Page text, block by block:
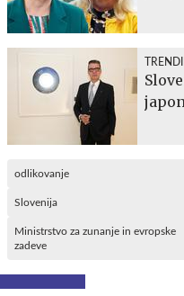
TRENDI
odlikovanje
Slovenija
Ministrstvo za zunanje in evropske
zadeve